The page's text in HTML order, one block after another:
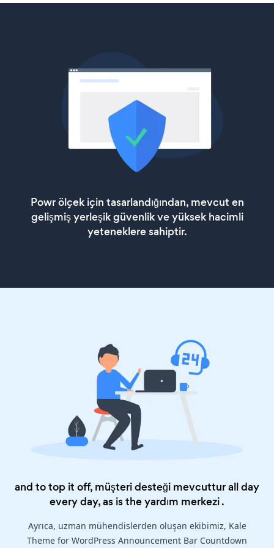
Powr ölçek için tasarlandığından, mevcut en
gelişmiş yerleşik güvenlik ve yüksek hacimli
yeteneklere sahiptir.
and to top it off, müşteri desteği mevcuttur all day
every day, as is theyardım merkezi.
Ayrıca, uzman mühendislerden oluşan ekibimiz, Kale
Theme for WordPress Announcement Bar Countdown